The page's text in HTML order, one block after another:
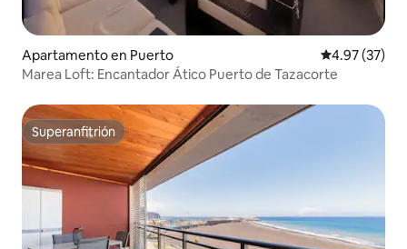
Apartamento en Puerto Calificación
4.97 (37)
Marea Loft: Encantador Ático Puerto de Tazacorte
Superanfitrión
Superanfitrión